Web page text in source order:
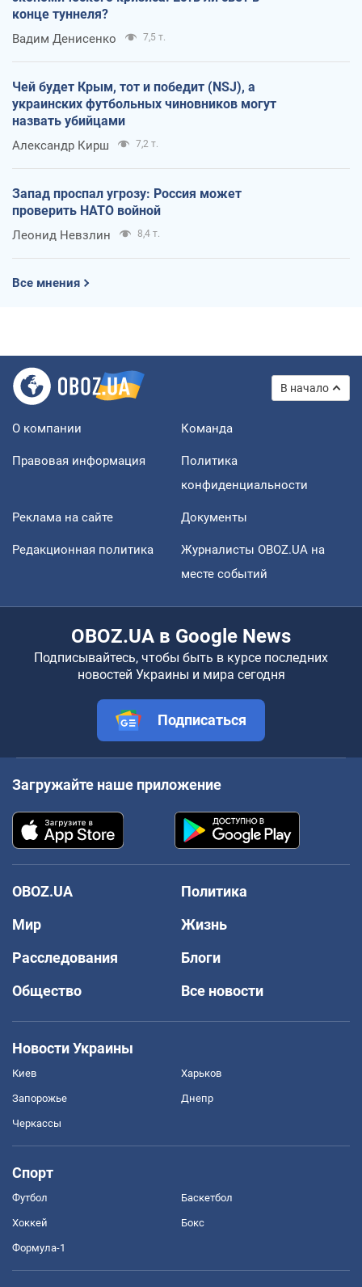
конце туннеля?
Вадим Денисенко 7,5 т.
Чей будет Крым, тот и победит (NSJ), а
украинских футбольных чиновников могут
назвать убийцами
Александр Кирш 7,2 т.
Запад проспал угрозу: Россия может
проверить НАТО войной
Леонид Невзлин 8,4 т.
Все мнения
В начало
О компании Команда
Правовая информация
Политика
конфиденциальности
Реклама на сайте Документы
Редакционная политика
Журналисты OBOZ.UA на
месте событий
OBOZ.UA в Google News
Подписывайтесь, чтобы быть в курсе последних
новостей Украины и мира сегодня
Подписаться
Загружайте наше приложение
OBOZ.UA
Политика
Мир
Жизнь
Расследования
Блоги
Общество
Все новости
Новости Украины
Киев Харьков
Запорожье Днепр
Черкассы
Спорт
Футбол Баскетбол
Хоккей Бокс
Формула-1